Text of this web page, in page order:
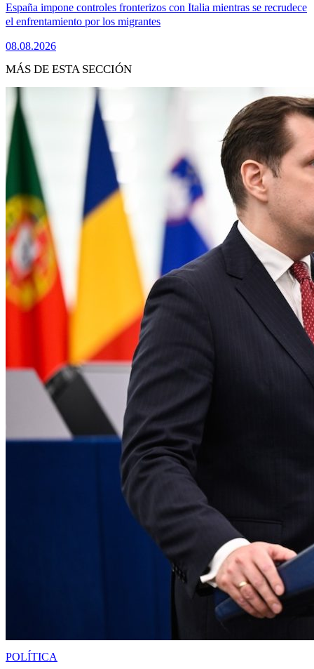
España impone controles fronterizos con Italia mientras se recrudece
el enfrentamiento por los migrantes
08.08.2026
MÁS DE ESTA SECCIÓN
POLÍTICA